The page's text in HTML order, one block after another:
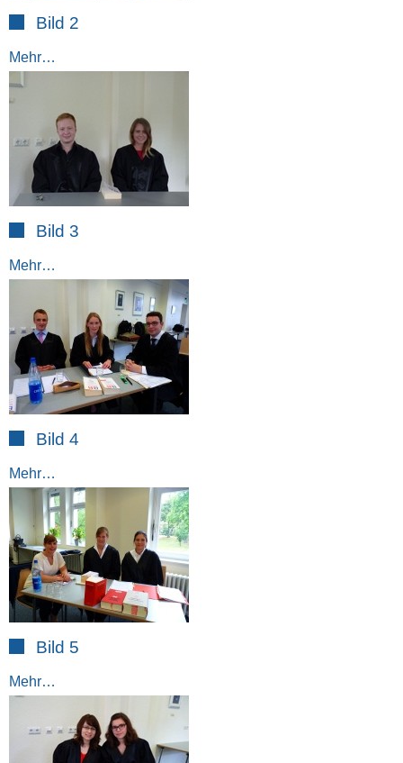
Bild 2
Mehr…
Bild 3
Mehr…
Bild 4
Mehr…
Bild 5
Mehr…